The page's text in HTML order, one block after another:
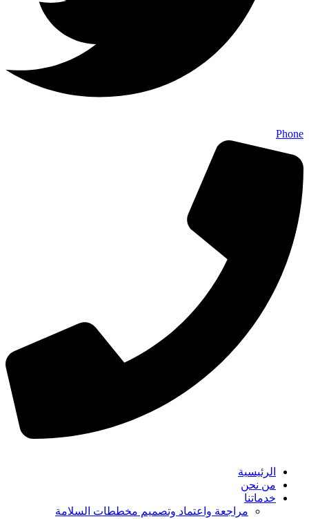
Phone
الرئيسية
من نحن
خدماتنا
مراجعة واعتماد وتصميم مخططات السلامة